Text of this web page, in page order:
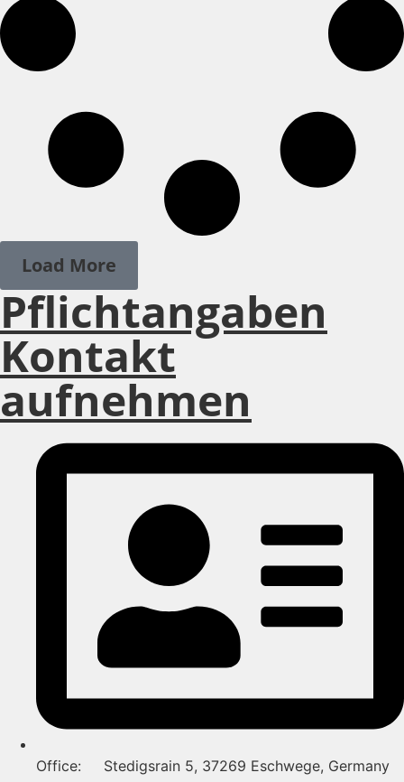
Load More
Pflichtangaben
Kontakt
aufnehmen
Office: Stedigsrain 5, 37269 Eschwege, Germany